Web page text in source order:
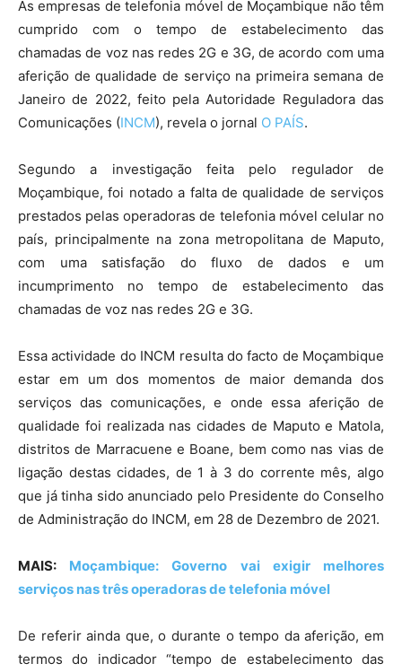
As empresas de telefonia móvel de Moçambique não têm
cumprido com o tempo de estabelecimento das
chamadas de voz nas redes 2G e 3G, de acordo com uma
aferição de qualidade de serviço na primeira semana de
Janeiro de 2022, feito pela Autoridade Reguladora das
Comunicações (INCM), revela o jornal O PAÍS.
Segundo a investigação feita pelo regulador de
Moçambique, foi notado a falta de qualidade de serviços
prestados pelas operadoras de telefonia móvel celular no
país, principalmente na zona metropolitana de Maputo,
com uma satisfação do fluxo de dados e um
incumprimento no tempo de estabelecimento das
chamadas de voz nas redes 2G e 3G.
Essa actividade do INCM resulta do facto de Moçambique
estar em um dos momentos de maior demanda dos
serviços das comunicações, e onde essa aferição de
qualidade foi realizada nas cidades de Maputo e Matola,
distritos de Marracuene e Boane, bem como nas vias de
ligação destas cidades, de 1 à 3 do corrente mês, algo
que já tinha sido anunciado pelo Presidente do Conselho
de Administração do INCM, em 28 de Dezembro de 2021.
MAIS: Moçambique: Governo vai exigir melhores
serviços nas três operadoras de telefonia móvel
De referir ainda que, o durante o tempo da aferição, em
termos do indicador “tempo de estabelecimento das